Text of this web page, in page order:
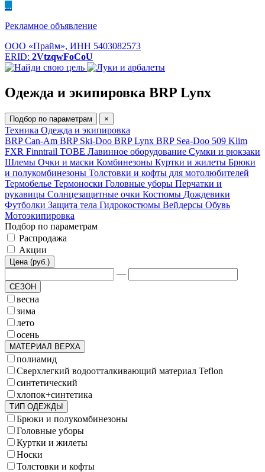
...
Рекламное объявление
ООО «Прайм», ИНН 5403082573
ERID: 2VtzqwFoCoU
Одежда и экипировка BRP Lynx
Подбор по параметрам ×
Техника Одежда и экипировка
BRP Can-Am BRP Ski-Doo BRP Lynx BRP Sea-Doo 509 Klim
FXR Finntrail TOBE Лавинное оборудование Сумки и рюкзаки
Шлемы Очки и маски Комбинезоны Куртки и жилеты Брюки
и полукомбинезоны Толстовки и кофты для мотолюбителей
Термобелье Термоноски Головные уборы Перчатки и
рукавицы Солнцезащитные очки Костюмы Дождевики
Футболки Защита тела Гидрокостюмы Вейдерсы Обувь
Мотоэкипировка
Подбор по параметрам
Распродажа
Акции
Цена (руб.)
—
СЕЗОН
весна
зима
лето
осень
МАТЕРИАЛ ВЕРХА
полиамид
Сверхлегкий водоотталкивающий материал Teflon
синтетический
хлопок+синтетика
ТИП ОДЕЖДЫ
Брюки и полукомбинезоны
Головные уборы
Куртки и жилеты
Носки
Толстовки и кофты